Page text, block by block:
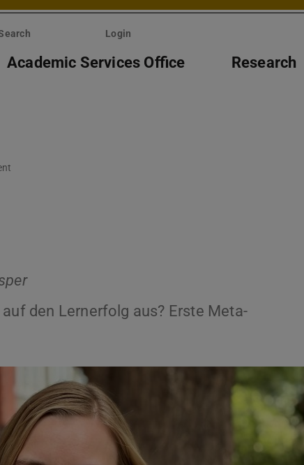
Login
Academic Services Office Research
den Lernerfolg aus? Erste Meta-